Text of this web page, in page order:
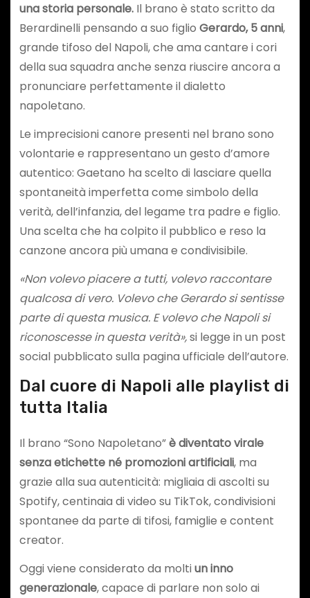
una storia personale.Il brano è stato scritto da
Berardinelli pensando a suo figlio Gerardo, 5 anni,
grande tifoso del Napoli, che ama cantare i cori
della sua squadra anche senza riuscire ancora a
pronunciare perfettamente il dialetto
napoletano.
Le imprecisioni canore presenti nel brano sono
volontarie e rappresentano un gesto d’amore
autentico: Gaetano ha scelto di lasciare quella
spontaneità imperfetta come simbolo della
verità, dell’infanzia, del legame tra padre e figlio.
Una scelta che ha colpito il pubblico e reso la
canzone ancora più umana e condivisibile.
«Non volevo piacere a tutti, volevo raccontare
qualcosa di vero. Volevo che Gerardo si sentisse
parte di questa musica. E volevo che Napoli si
riconoscesse in questa verità»,si legge in un post
social pubblicato sulla pagina ufficiale dell’autore.
Dal cuore di Napoli alle playlist di
tutta Italia
Il brano “Sono Napoletano”è diventato virale
senza etichette né promozioni artificiali, ma
grazie alla sua autenticità: migliaia di ascolti su
Spotify, centinaia di video su TikTok, condivisioni
spontanee da parte di tifosi, famiglie e content
creator.
Oggi viene considerato da moltiun inno
generazionale, capace di parlare non solo ai